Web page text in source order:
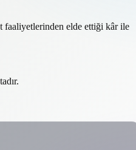
faaliyetlerinden elde ettiği kâr ile